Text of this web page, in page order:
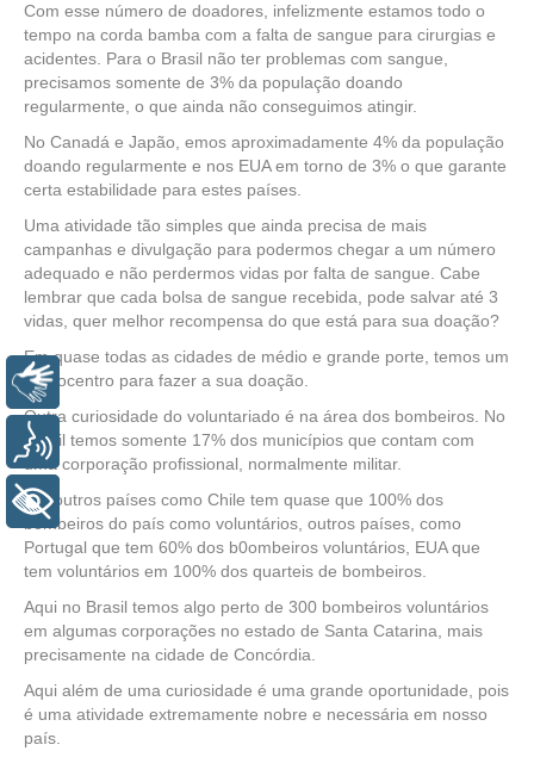
Com esse número de doadores, infelizmente estamos todo o
tempo na corda bamba com a falta de sangue para cirurgias e
acidentes. Para o Brasil não ter problemas com sangue,
precisamos somente de 3% da população doando
regularmente, o que ainda não conseguimos atingir.
No Canadá e Japão, emos aproximadamente 4% da população
doando regularmente e nos EUA em torno de 3% o que garante
certa estabilidade para estes países.
Uma atividade tão simples que ainda precisa de mais
campanhas e divulgação para podermos chegar a um número
adequado e não perdermos vidas por falta de sangue. Cabe
lembrar que cada bolsa de sangue recebida, pode salvar até 3
vidas, quer melhor recompensa do que está para sua doação?
Em quase todas as cidades de médio e grande porte, temos um
hemocentro para fazer a sua doação.
Outra curiosidade do voluntariado é na área dos bombeiros. No
Brasil temos somente 17% dos municípios que contam com
uma corporação profissional, normalmente militar.
Em outros países como Chile tem quase que 100% dos
bombeiros do país como voluntários, outros países, como
Portugal que tem 60% dos b0ombeiros voluntários, EUA que
tem voluntários em 100% dos quarteis de bombeiros.
Aqui no Brasil temos algo perto de 300 bombeiros voluntários
em algumas corporações no estado de Santa Catarina, mais
precisamente na cidade de Concórdia.
Aqui além de uma curiosidade é uma grande oportunidade, pois
é uma atividade extremamente nobre e necessária em nosso
país.
Libras
Voz
+ Acessibilidade